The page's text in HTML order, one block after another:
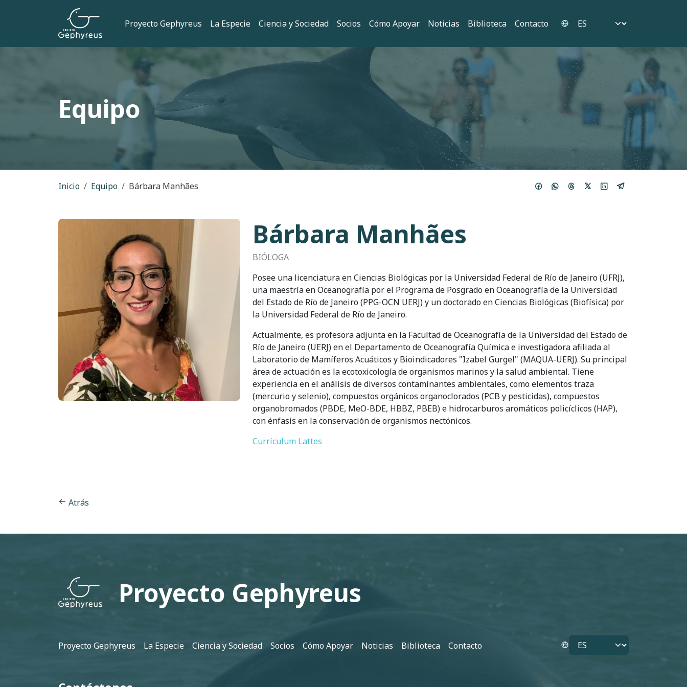
Pasar al contenido principal
Navegación principal
Proyecto Gephyreus La Especie Ciencia y Sociedad Socios Cómo Apoyar Noticias Biblioteca Contacto Select your language
Equipo
Ruta de navegación
Inicio Equipo Bárbara Manhães
Imagem Bárbara Manhães
BIÓLOGA
Posee una licenciatura en Ciencias Biológicas por la Universidad Federal de Río de Janeiro (UFRJ),
una maestría en Oceanografía por el Programa de Posgrado en Oceanografía de la Universidad
del Estado de Río de Janeiro (PPG-OCN UERJ) y un doctorado en Ciencias Biológicas (Biofísica) por
la Universidad Federal de Río de Janeiro.
Actualmente, es profesora adjunta en la Facultad de Oceanografía de la Universidad del Estado de
Río de Janeiro (UERJ) en el Departamento de Oceanografía Química e investigadora afiliada al
Laboratorio de Mamíferos Acuáticos y Bioindicadores "Izabel Gurgel" (MAQUA-UERJ). Su principal
área de actuación es la ecotoxicología de organismos marinos y la salud ambiental. Tiene
experiencia en el análisis de diversos contaminantes ambientales, como elementos traza
(mercurio y selenio), compuestos orgánicos organoclorados (PCB y pesticidas), compuestos
organobromados (PBDE, MeO-BDE, HBBZ, PBEB) e hidrocarburos aromáticos policíclicos (HAP),
con énfasis en la conservación de organismos nectónicos.
Currículum Lattes
Atrás
Proyecto Gephyreus
Pie de página
Proyecto Gephyreus La Especie Ciencia y Sociedad Socios Cómo Apoyar Noticias Biblioteca Contacto Select your language